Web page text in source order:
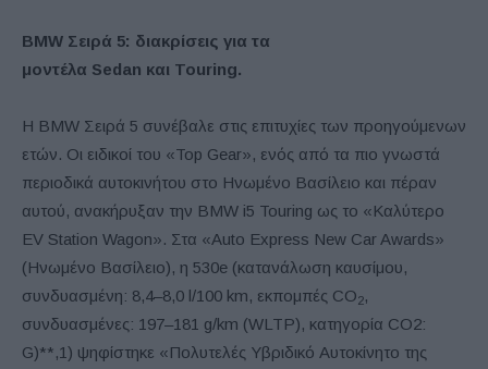
BMW Σειρά 5: διακρίσεις για τα
μοντέλα Sedan και Touring.
Η BMW Σειρά 5 συνέβαλε στις επιτυχίες των προηγούμενων
ετών. Οι ειδικοί του «Top Gear», ενός από τα πιο γνωστά
περιοδικά αυτοκινήτου στο Ηνωμένο Βασίλειο και πέραν
αυτού, ανακήρυξαν την BMW i5 Touring ως το «Καλύτερο
EV Station Wagon». Στα «Auto Express New Car Awards»
(Ηνωμένο Βασίλειο), η 530e (κατανάλωση καυσίμου,
συνδυασμένη: 8,4–8,0 l/100 km, εκπομπές CO2,
συνδυασμένες: 197–181 g/km (WLTP), κατηγορία CO2:
G)**,1) ψηφίστηκε «Πολυτελές Υβριδικό Αυτοκίνητο της